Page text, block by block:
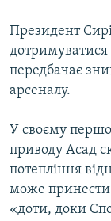
ДОЛУЧАЙСЯ!
Президент
передбачає
арсеналу.
У своєму
приводу Асад
потепління
може принести
«доти, доки